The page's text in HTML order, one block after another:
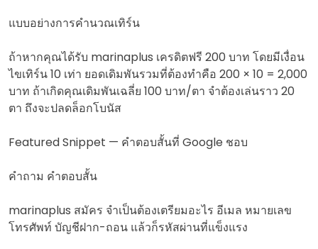
แบบอย่างการคำนวณเทิร์น
ถ้าหากคุณได้รับ marinaplus เครดิตฟรี 200 บาท โดยมีเงื่อน
ไขเทิร์น 10 เท่า ยอดเดิมพันรวมที่ต้องทำคือ 200 × 10 = 2,000
บาท ถ้าเกิดคุณเดิมพันเฉลี่ย 100 บาท/ตา จำต้องเล่นราว 20
ตา ถึงจะปลดล็อกโบนัส
Featured Snippet — คำตอบสั้นที่ Google ชอบ
คำถาม คำตอบสั้น
marinaplus สมัคร จำเป็นต้องเตรียมอะไร อีเมล หมายเลข
โทรศัพท์ บัญชีฝาก-ถอน แล้วก็รหัสผ่านที่แข็งแรง